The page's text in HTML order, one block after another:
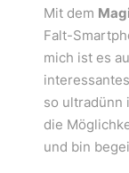
Mit dem
Falt-
mich ist es
so ultradünn
die
und bin